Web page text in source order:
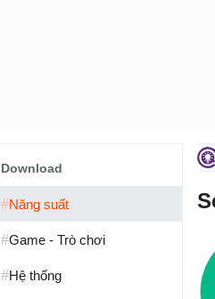
Download
#Năng suất
#Game - Trò chơi
#Hệ thống